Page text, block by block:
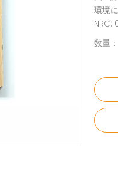
環境
NRC:
数量：